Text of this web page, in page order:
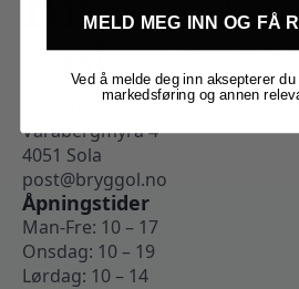
Org.no: 919 788 100 MVA
Varabergmyra 4
4051 Sola
post@bryggol.no
Åpningstider
Man-Fre: 10 – 17
Onsdag: 10 – 19
Lørdag: 10 – 14
MELD MEG INN OG FÅ
Ved å melde deg inn aksepterer
markedsføring og annen